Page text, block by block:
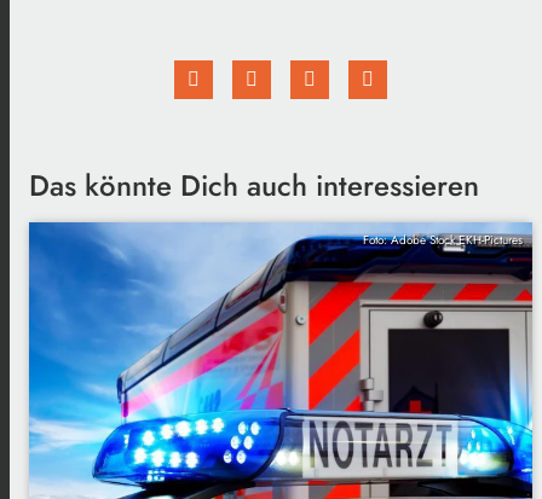
Das könnte Dich auch interessieren
Foto: Adobe Stock EKH-Pictures